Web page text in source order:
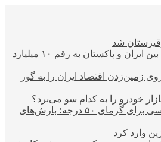
شد
افزایش حجم تجارت بین ایران و پاکستان به رقم ۱۰ میلیارد
زمین‌زدن اقتصاد ایران را به گور
خودرو را به کدام سو می‌برد؟
هشدار قرمز هواشناسی برای گرمای ۵۰ درجه؛ بارش‌های
وارد کرد